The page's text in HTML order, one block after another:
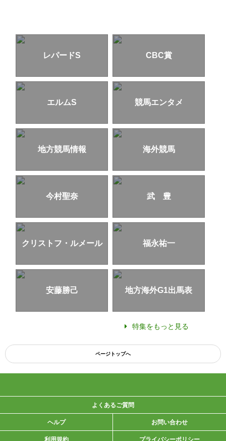
レパードS CBC賞
エルムS 競馬エンタメ
地方競馬情報 海外競馬
今村聖奈 武 豊
クリストフ・ルメール 福永祐一
安藤勝己 地方海外G1出馬表
特集をもっと見る
ページトップへ
よくあるご質問
ヘルプ お問い合わせ
利用規約 プライバシーポリシー